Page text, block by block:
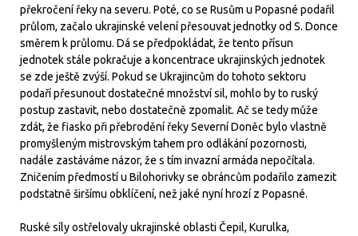
překročení řeky na severu. Poté, co se Rusům u Popasné podařil
průlom, začalo ukrajinské velení přesouvat jednotky od S. Donce
směrem k průlomu. Dá se předpokládat, že tento přísun
jednotek stále pokračuje a koncentrace ukrajinských jednotek
se zde ještě zvýší. Pokud se Ukrajincům do tohoto sektoru
podaří přesunout dostatečné množství sil, mohlo by to ruský
postup zastavit, nebo dostatečně zpomalit. Ač se tedy může
zdát, že fiasko při přebrodění řeky Severní Doněc bylo vlastně
promyšleným mistrovským tahem pro odlákání pozornosti,
nadále zastáváme názor, že s tím invazní armáda nepočítala.
Zničením předmostí u Bilohorivky se obráncům podařilo zamezit
podstatně širšímu obklíčení, než jaké nyní hrozí z Popasné.
Ruské síly ostřelovaly ukrajinské oblasti Čepil, Kurulka,